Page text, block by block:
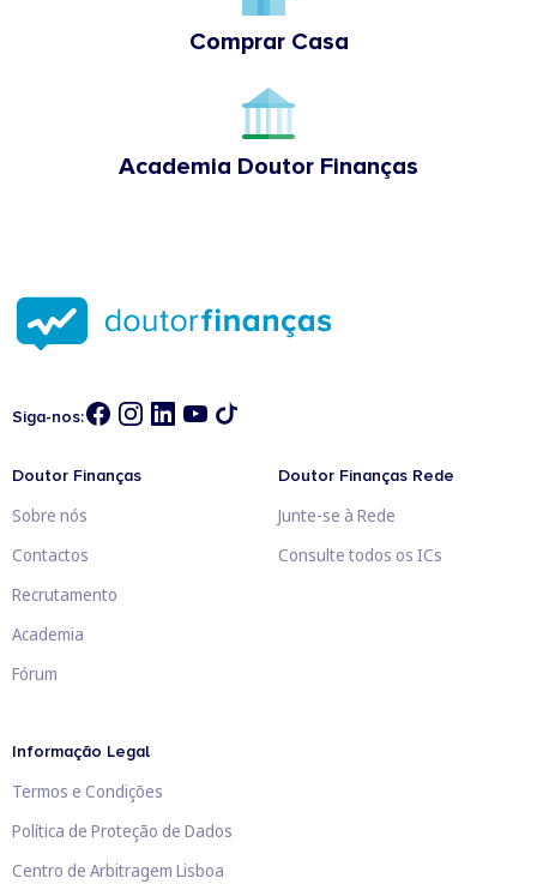
Comprar Casa
Academia Doutor Finanças
Siga-nos:
Doutor Finanças
Sobre nós
Contactos
Recrutamento
Academia
Fórum
Doutor Finanças Rede
Junte-se à Rede
Consulte todos os ICs
Informação Legal
Termos e Condições
Política de Proteção de Dados
Centro de Arbitragem Lisboa